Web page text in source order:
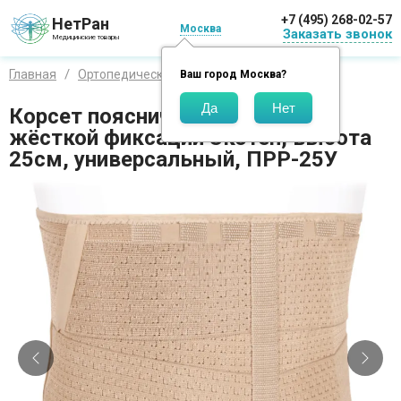
НетРан
Медицинские товары
Москва
Ваш город Москва?
+7 (495) 268-02-57
Заказать звонок
Главная Ортопедические изделия Экотен
Корсет пояснично-крестцовый
жёсткой фиксации Экотен, высота
25см, универсальный, ПРР-25У